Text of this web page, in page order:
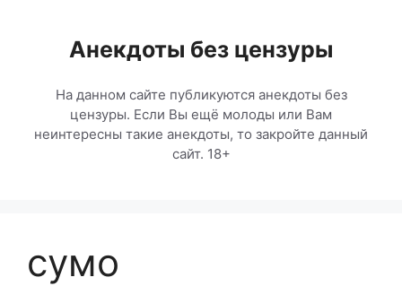
содержимомуАнекдоты без цензуры
На данном сайте публикуются анекдоты без
цензуры. Если Вы ещё молоды или Вам
неинтересны такие анекдоты, то закройте данный
сайт. 18+
сумо